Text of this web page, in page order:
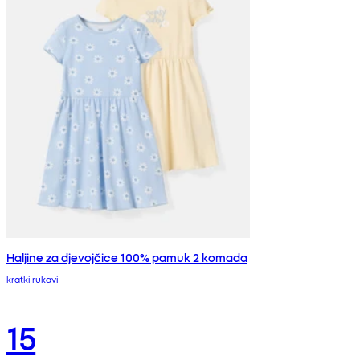
Haljine za djevojčice 100% pamuk 2 komada
kratki rukavi
15